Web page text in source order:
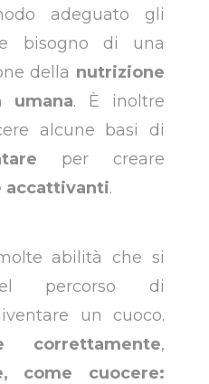
adeguato gli
bisogno di una
della nutrizione
umana. È inoltre
alcune basi di
per creare
accattivanti.
abilità che si
percorso di
un cuoco.
correttamente,
come cuocere: